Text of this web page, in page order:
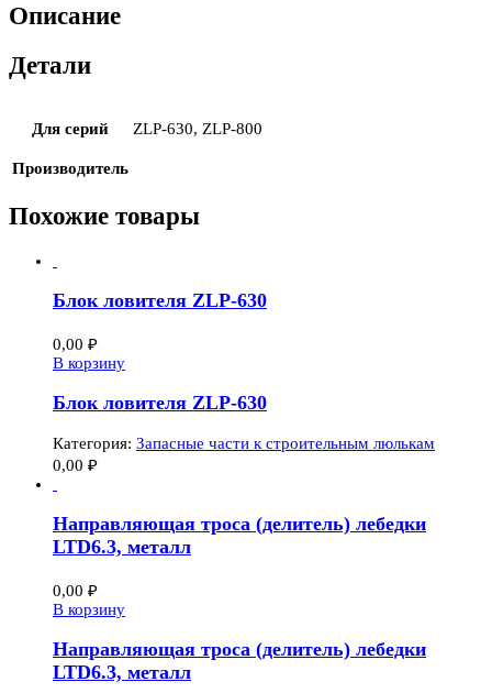
Описание
Детали
Для серий ZLP-630, ZLP-800
Производитель
Похожие товары
Блок ловителя ZLP-630
0,00 ₽
В корзину
Блок ловителя ZLP-630
Категория: Запасные части к строительным люлькам
0,00 ₽
Направляющая троса (делитель) лебедки
LTD6.3, металл
0,00 ₽
В корзину
Направляющая троса (делитель) лебедки
LTD6.3, металл